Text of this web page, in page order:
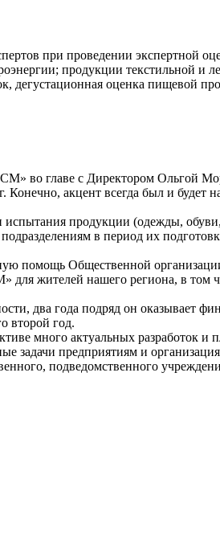
при проведении экспертной
продукции текстильной
дегустационная оценка пищевой
во главе с Директором Ольгой
акцент всегда был и будет
продукции (одежды,
в период их
Общественной
жителей нашего региона, в том
два года подряд он оказывает
второй год.
много актуальных разработок и
предприятиям и
подведомственного